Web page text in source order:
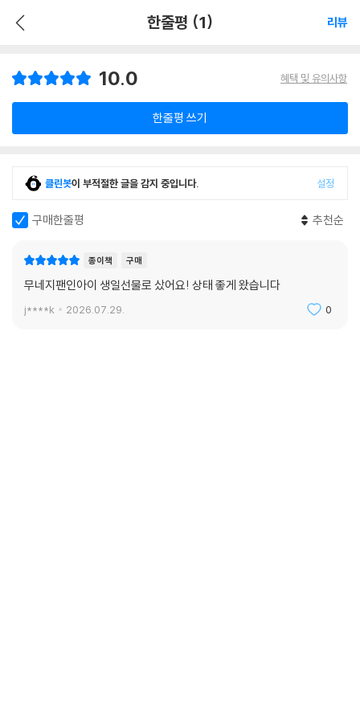
한줄평 (1) 리뷰
10.0 혜택 및 유의사항
한줄평 쓰기
클린봇이 부적절한 글을 감지 중입니다. 설정
구매한줄평 추천순
종이책 구매
무네지팬인아이 생일선물로 샀어요! 상태 좋게 왔습니다
j****k 2026.07.29. 0